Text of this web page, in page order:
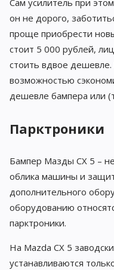
Сам усилитель при
он не дорого,
проще приобрести
стоит 5 000 рублей,
стоить вдвое
возможностью
дешевле бампера или
Парктроники
Бампер Мазды СХ 5 –
облика машины и
дополнительного
оборудованию
парктроники.
На Mazda CX 5
устанавливаются